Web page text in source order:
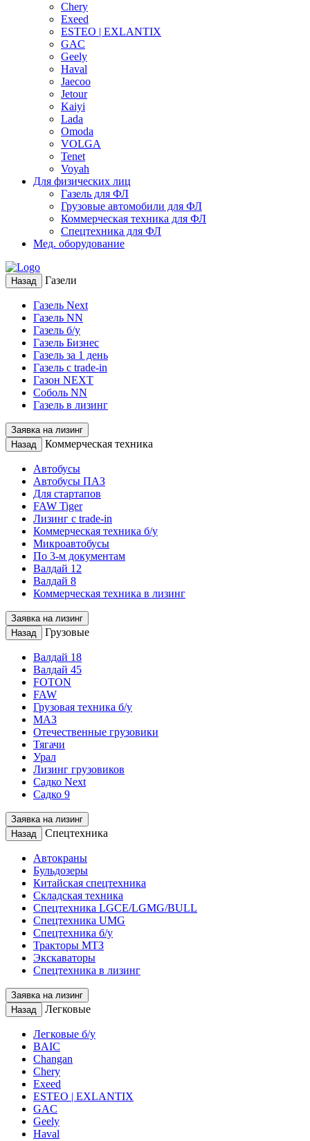
Chery
Exeed
ESTEO | EXLANTIX
GAC
Geely
Haval
Jaecoo
Jetour
Kaiyi
Lada
Omoda
VOLGA
Tenet
Voyah
Для физических лиц
Газель для ФЛ
Грузовые автомобили для ФЛ
Коммерческая техника для ФЛ
Спецтехника для ФЛ
Мед. оборудование
Назад Газели
Газель Next
Газель NN
Газель б/у
Газель Бизнес
Газель за 1 день
Газель с trade-in
Газон NEXT
Соболь NN
Газель в лизинг
Заявка на лизинг
Назад
Коммерческая техника
Автобусы
Автобусы ПАЗ
Для стартапов
FAW Tiger
Лизинг с trade-in
Коммерческая техника б/у
Микроавтобусы
По 3-м документам
Валдай 12
Валдай 8
Коммерческая техника в лизинг
Заявка на лизинг
Назад
Грузовые
Валдай 18
Валдай 45
FOTON
FAW
Грузовая техника б/у
МАЗ
Отечественные грузовики
Тягачи
Урал
Лизинг грузовиков
Садко Next
Садко 9
Заявка на лизинг
Назад
Спецтехника
Автокраны
Бульдозеры
Китайская спецтехника
Складская техника
Спецтехника LGCE/LGMG/BULL
Спецтехника UMG
Спецтехника б/у
Тракторы МТЗ
Экскаваторы
Спецтехника в лизинг
Заявка на лизинг
Назад
Легковые
Легковые б/у
BAIC
Changan
Chery
Exeed
ESTEO | EXLANTIX
GAC
Geely
Haval